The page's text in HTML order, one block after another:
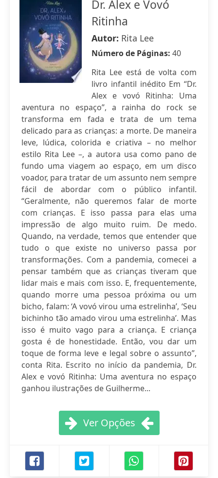
Dr. Alex e Vovó
Ritinha
Autor: Rita Lee
Número de Páginas: 40
Rita Lee está de volta com
livro infantil inédito Em “Dr.
Alex e vovó Ritinha: Uma
aventura no espaço”, a rainha do rock se
transforma em fada e trata de um tema
delicado para as crianças: a morte. De maneira
leve, lúdica, colorida e criativa – no melhor
estilo Rita Lee –, a autora usa como pano de
fundo uma viagem ao espaço, em um disco
voador, para tratar de um assunto nem sempre
fácil de abordar com o público infantil.
“Geralmente, não queremos falar de morte
com crianças. E isso passa para elas uma
impressão de algo muito ruim. De medo.
Quando, na verdade, temos que entender que
tudo o que existe no universo passa por
transformações. Com a pandemia, comecei a
pensar também que as crianças tiveram que
lidar mais e mais com isso. E, frequentemente,
quando morre uma pessoa próxima ou um
bicho, falam: ‘A vovó virou uma estrelinha’, ‘Seu
bichinho tão amado virou uma estrelinha’. Mas
isso é muito vago para a criança. E criança
gosta é de honestidade. Então, vou dar um
toque de forma leve e legal sobre o assunto”,
conta Rita. Escrito no início da pandemia, Dr.
Alex e vovó Ritinha: Uma aventura no espaço
ganhou ilustrações de Guilherme...
Ver Opções